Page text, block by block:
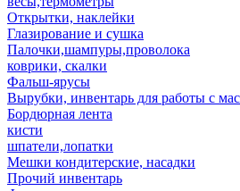
Открытки, наклейки
Глазирование и сушка
Палочки,шампуры,проволока
коврики, скалки
Фальш-ярусы
Вырубки, инвентарь для работы с
Бордюрная лента
кисти
шпатели,лопатки
Мешки кондитерские, насадки
Прочий инвентарь